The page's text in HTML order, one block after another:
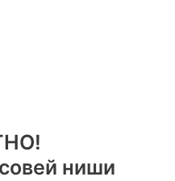
ниши